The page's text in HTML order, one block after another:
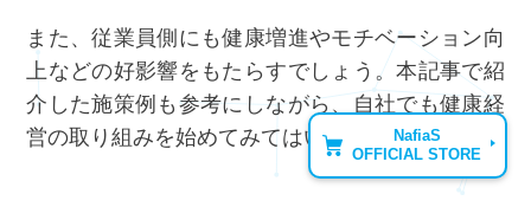
NafiaS
OFFICIAL STORE
また、従業員側にも健康増進やモチベーション向
上などの好影響をもたらすでしょう。本記事で紹
介した施策例も参考にしながら、自社でも健康経
営の取り組みを始めてみてはいかがでしょうか。